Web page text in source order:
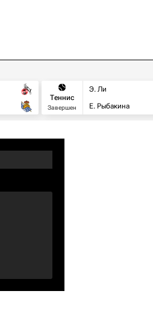
Теннис
Завершен
Э. Ли
Е. Рыбакина